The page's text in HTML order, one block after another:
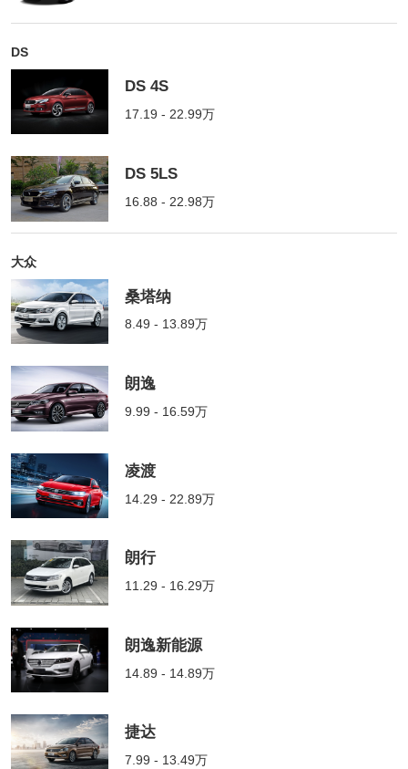
DS
DS 4S
17.19 - 22.99万
DS 5LS
16.88 - 22.98万
大众
桑塔纳
8.49 - 13.89万
朗逸
9.99 - 16.59万
凌渡
14.29 - 22.89万
朗行
11.29 - 16.29万
朗逸新能源
14.89 - 14.89万
捷达
7.99 - 13.49万